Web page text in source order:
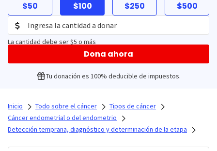
$50 $100 $250 $500
La cantidad debe ser $5 o más
Dona ahora
Tu donación es 100% deducible de impuestos.
Inicio Todo sobre el cáncer
Tipos de cáncer
Cáncer endometrial o del endometrio
Detección temprana, diagnóstico y determinación de la etapa